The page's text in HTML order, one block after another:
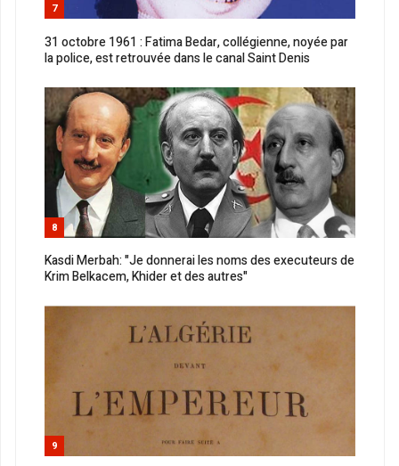
7
31 octobre 1961 : Fatima Bedar, collégienne, noyée par
la police, est retrouvée dans le canal Saint Denis
8
Kasdi Merbah: "Je donnerai les noms des executeurs de
Krim Belkacem, Khider et des autres"
9